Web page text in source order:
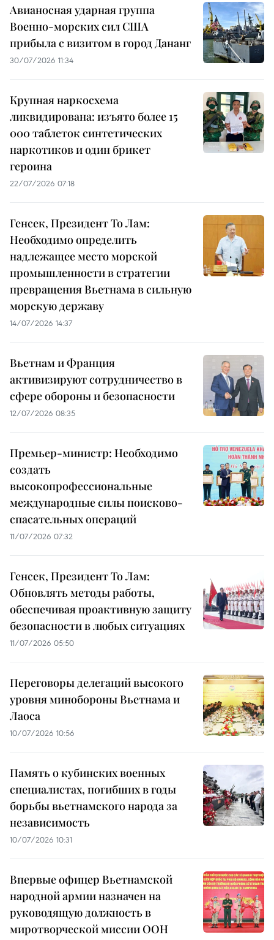
Авианосная ударная группа
Военно-морских сил США
прибыла с визитом в город Дананг
30/07/2026 11:34
Крупная наркосхема
ликвидирована: изъято более 15
000 таблеток синтетических
наркотиков и один брикет
героина
22/07/2026 07:18
Генсек, Президент То Лам:
Необходимо определить
надлежащее место морской
промышленности в стратегии
превращения Вьетнама в сильную
морскую державу
14/07/2026 14:37
Вьетнам и Франция
активизируют сотрудничество в
сфере обороны и безопасности
12/07/2026 08:35
Премьер-министр: Необходимо
создать
высокопрофессиональные
международные силы поисково-
спасательных операций
11/07/2026 07:32
Генсек, Президент То Лам:
Обновлять методы работы,
обеспечивая проактивную защиту
безопасности в любых ситуациях
11/07/2026 05:50
Переговоры делегаций высокого
уровня минобороны Вьетнама и
Лаоса
10/07/2026 10:56
Память о кубинских военных
специалистах, погибших в годы
борьбы вьетнамского народа за
независимость
10/07/2026 10:31
Впервые офицер Вьетнамской
народной армии назначен на
руководящую должность в
миротворческой миссии ООН